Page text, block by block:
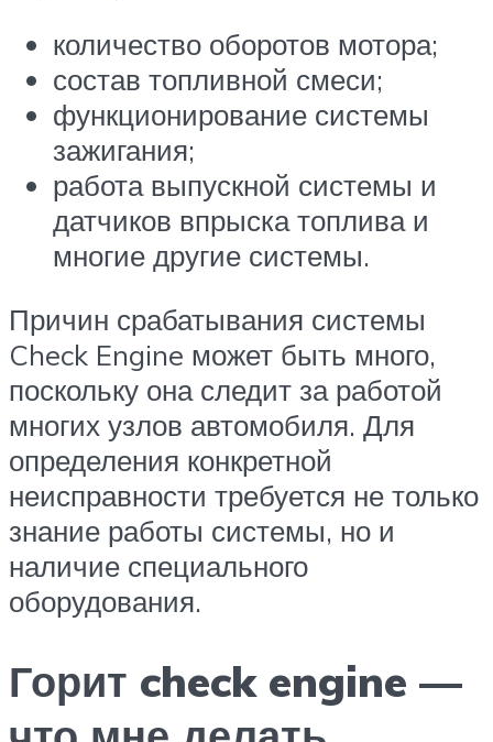
количество оборотов мотора;
состав топливной смеси;
функционирование системы
зажигания;
работа выпускной системы и
датчиков впрыска топлива и
многие другие системы.
Причин срабатывания системы
Check Engine может быть много,
поскольку она следит за работой
многих узлов автомобиля. Для
определения конкретной
неисправности требуется не только
знание работы системы, но и
наличие специального
оборудования.
Горит check engine —